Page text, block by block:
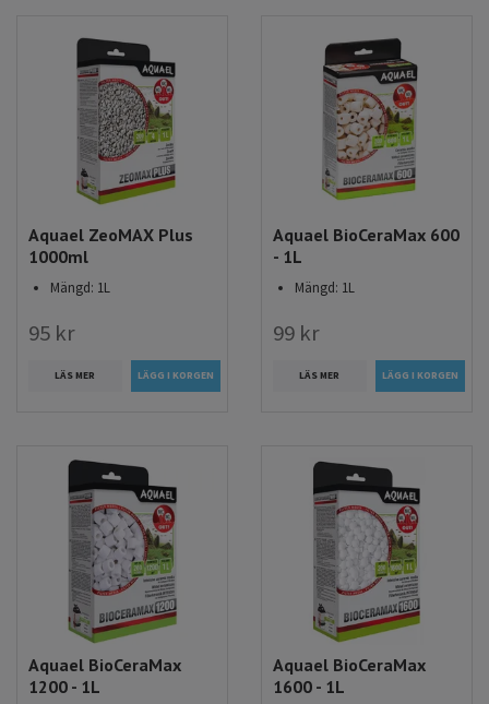
Aquael ZeoMAX Plus
1000ml
Mängd: 1L
95 kr
LÄS MER
Aquael BioCeraMax 600
- 1L
Mängd: 1L
99 kr
LÄS MER
Aquael BioCeraMax
1200 - 1L
Aquael BioCeraMax
1600 - 1L